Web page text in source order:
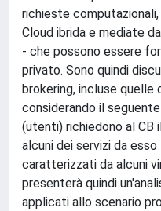
richieste
Cloud ibrida e mediate
- che possono essere
privato. Sono quindi
brokering, incluse quelle
considerando il
(utenti) richiedono al CB
alcuni dei servizi da
caratterizzati da alcuni
presenterà quindi
applicati allo scenario